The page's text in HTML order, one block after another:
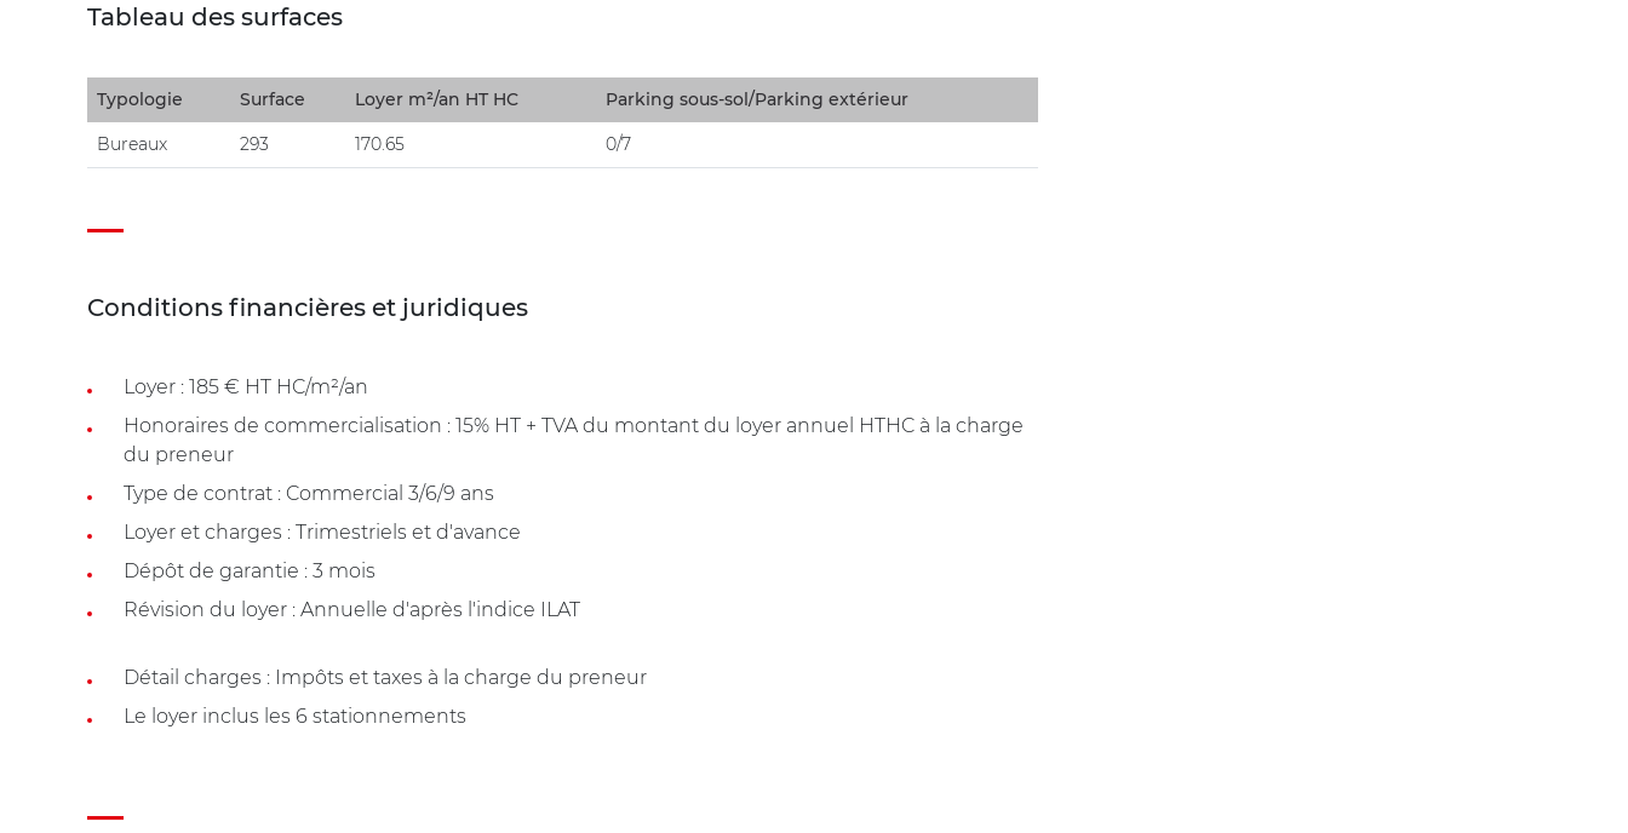
Tableau des surfaces
Typologie Surface Loyer m²/an HT HC Parking sous-sol/Parking extérieur
Bureaux 293 170.65 0/7
Conditions financières et juridiques
Loyer : 185 € HT HC/m²/an
Honoraires de commercialisation : 15% HT + TVA du montant du loyer annuel HTHC à la charge
du preneur
Type de contrat : Commercial 3/6/9 ans
Loyer et charges : Trimestriels et d'avance
Dépôt de garantie : 3 mois
Révision du loyer : Annuelle d'après l'indice ILAT
Détail charges : Impôts et taxes à la charge du preneur
Le loyer inclus les 6 stationnements